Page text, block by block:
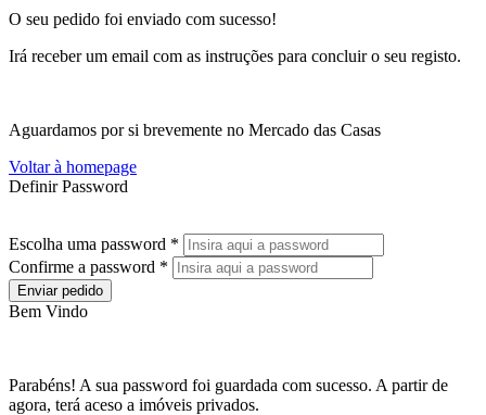
O seu pedido foi enviado com sucesso!
Irá receber um email com as instruções para concluir o seu registo.
Aguardamos por si brevemente no Mercado das Casas
Voltar à homepage
Definir Password
Escolha uma password *
Confirme a password *
Enviar pedido
Bem Vindo
Parabéns! A sua password foi guardada com sucesso. A partir de
agora, terá aceso a imóveis privados.